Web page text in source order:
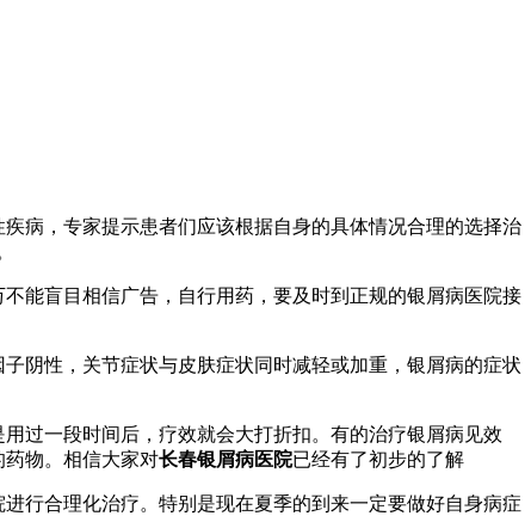
病，专家提示患者们应该根据自身的具体情况合理的选择治
能盲目相信广告，自行用药，要及时到正规的银屑病医院接
阴性，关节症状与皮肤症状同时减轻或加重，银屑病的症状
过一段时间后，疗效就会大打折扣。有的治疗银屑病见效
物。相信大家对长春银屑病医院已经有了初步的了解
行合理化治疗。特别是现在夏季的到来一定要做好自身病症